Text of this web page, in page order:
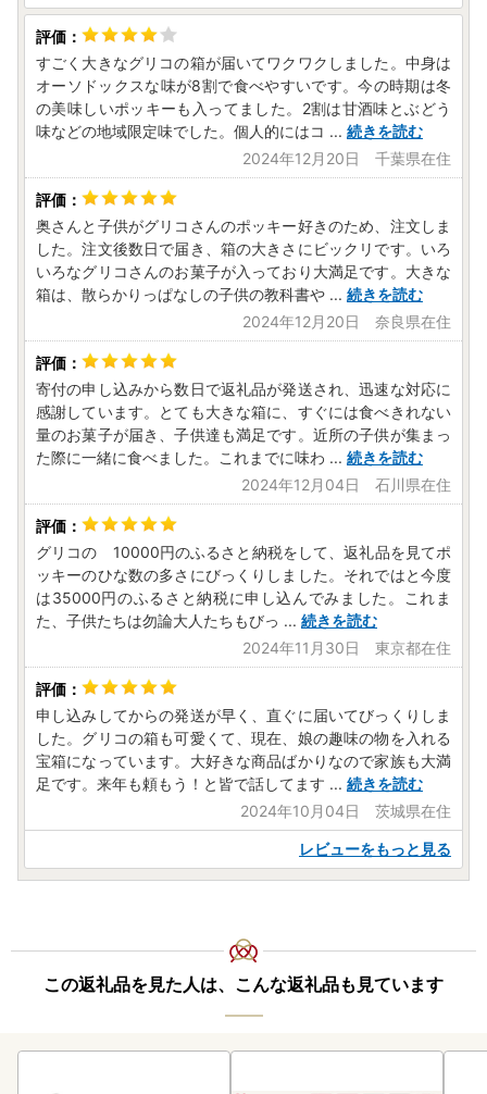
すごく大きなグリコの箱が届いてワクワクしました。中身は
オーソドックスな味が8割で食べやすいです。今の時期は冬
の美味しいポッキーも入ってました。2割は甘酒味とぶどう
味などの地域限定味でした。個人的にはコ ... 続きを読む
2024年12月20日 千葉県在住
奥さんと子供がグリコさんのポッキー好きのため、注文しま
した。注文後数日で届き、箱の大きさにビックリです。いろ
いろなグリコさんのお菓子が入っており大満足です。大きな
箱は、散らかりっぱなしの子供の教科書や ... 続きを読む
2024年12月20日 奈良県在住
寄付の申し込みから数日で返礼品が発送され、迅速な対応に
感謝しています。とても大きな箱に、すぐには食べきれない
量のお菓子が届き、子供達も満足です。近所の子供が集まっ
た際に一緒に食べました。これまでに味わ ... 続きを読む
2024年12月04日 石川県在住
グリコの 10000円のふるさと納税をして、返礼品を見てポ
ッキーのひな数の多さにびっくりしました。それではと今度
は35000円のふるさと納税に申し込んでみました。これま
た、子供たちは勿論大人たちもびっ ... 続きを読む
2024年11月30日 東京都在住
申し込みしてからの発送が早く、直ぐに届いてびっくりしま
した。グリコの箱も可愛くて、現在、娘の趣味の物を入れる
宝箱になっています。大好きな商品ばかりなので家族も大満
足です。来年も頼もう！と皆で話してます ... 続きを読む
2024年10月04日 茨城県在住
レビューをもっと見る
この返礼品を見た人は、こんな返礼品も見ています